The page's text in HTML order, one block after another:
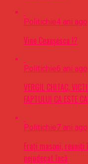
Politichie4 ani ago
Vine Ceaușescu !?
Politichie6 ani ago
VERGIL CHITAC,
FAPTULUI CA ESTE
Politichie7 ani ago
Frați masoni,
nejudecat încă